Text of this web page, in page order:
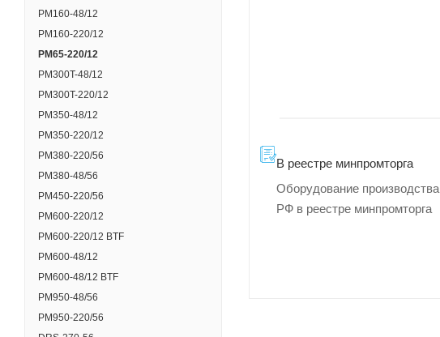
В реестре минпромторга
Оборудование производства
РФ в реестре минпромторга
PM160-48/12
PM160-220/12
PM65-220/12
PM300T-48/12
PM300T-220/12
PM350-48/12
PM350-220/12
PM380-220/56
PM380-48/56
PM450-220/56
PM600-220/12
PM600-220/12 BTF
PM600-48/12
PM600-48/12 BTF
PM950-48/56
PM950-220/56